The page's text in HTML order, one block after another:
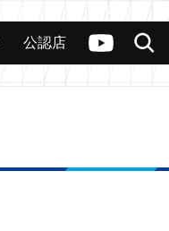
ヴァンガードch
検索
公認店舗 その他
公認店